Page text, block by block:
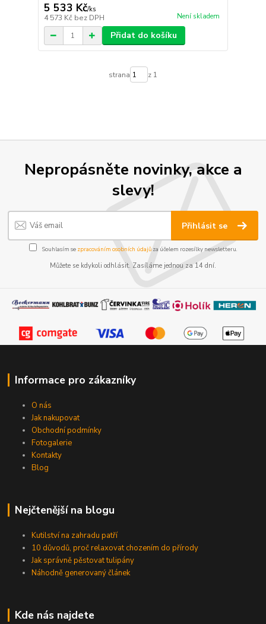
5 533 Kč/ks
4 573 Kč bez DPH Není skladem
Přidat do košíku
strana z 1
Nepropásněte novinky, akce a
slevy!
Přihlásit se
Souhlasím se zpracováním osobních údajůza účelem rozesílky newsletteru.
Můžete se kdykoli odhlásit. Zasíláme jednou za 14 dní.
Informace pro zákazníky
O nás
Jak nakupovat
Obchodní podmínky
Fotogalerie
Kontakty
Blog
Nejčtenější na blogu
Kutilství na zahradu patří
10 důvodů, proč relaxovat chozením do přírody
Jak správně pěstovat tulipány
Náhodně generovaný článek
Kde nás najdete